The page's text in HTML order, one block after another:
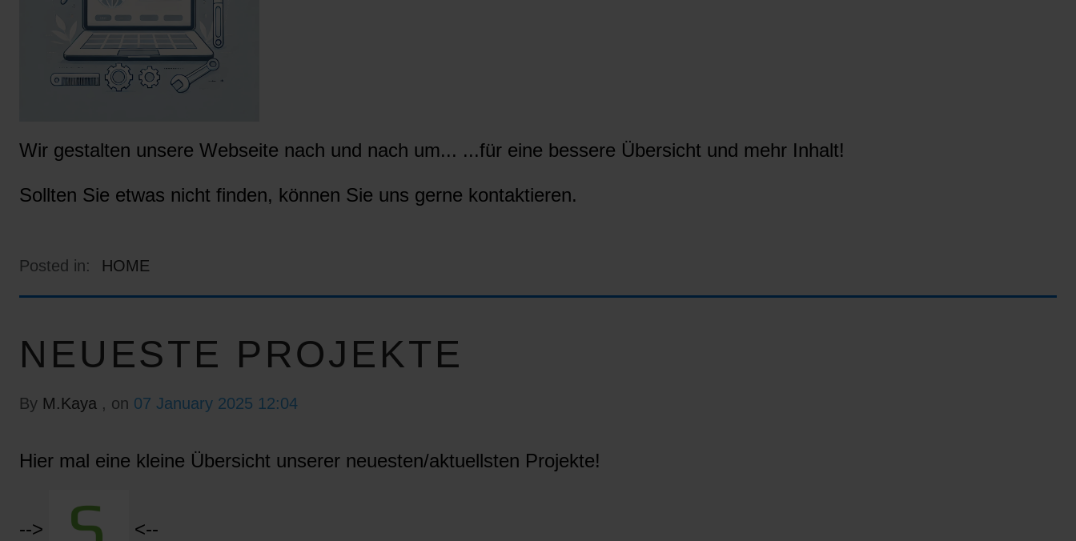
Wir gestalten unsere Webseite nach und nach um... ...für eine bessere Übersicht und mehr Inhalt!
Sollten Sie etwas nicht finden, können Sie uns gerne kontaktieren.
Posted in: HOME
NEUESTE PROJEKTE
By M.Kaya , on 07 January 2025 12:04
Hier mal eine kleine Übersicht unserer neuesten/aktuellsten Projekte!
--> <--